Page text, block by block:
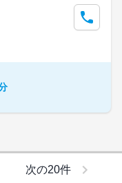
次の20件